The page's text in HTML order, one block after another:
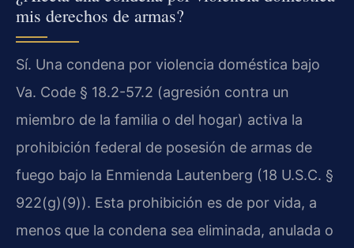
mis derechos de armas?
Sí. Una condena por violencia doméstica bajo
Va. Code § 18.2-57.2 (agresión contra un
miembro de la familia o del hogar) activa la
prohibición federal de posesión de armas de
fuego bajo la Enmienda Lautenberg (18 U.S.C. §
922(g)(9)). Esta prohibición es de por vida, a
menos que la condena sea eliminada, anulada o